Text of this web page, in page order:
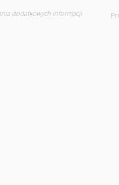
dodatkowych informacji